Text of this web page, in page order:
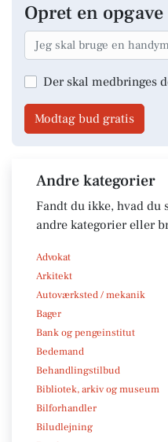
Opret en opgave
Der skal medbringes
Modtag bud gratis
Andre kategorier
Fandt du ikke, hvad du
andre kategorier eller
Advokat
Arkitekt
Autoværksted / mekanik
Bager
Bank og pengeinstitut
Bedemand
Behandlingstilbud
Bibliotek, arkiv og museum
Bilforhandler
Biludlejning